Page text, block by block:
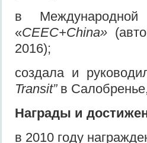
в
«CEEC+China»
2016);
создала и
Transit” в
Награды и
в 2010 году